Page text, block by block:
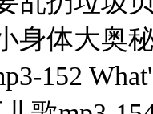
身体大奥
152